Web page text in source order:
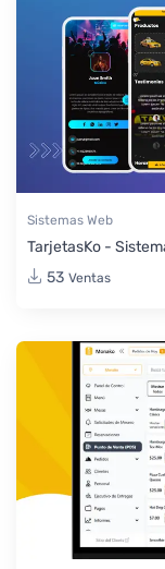
Sistemas Web
TarjetasKo -
53 Ventas